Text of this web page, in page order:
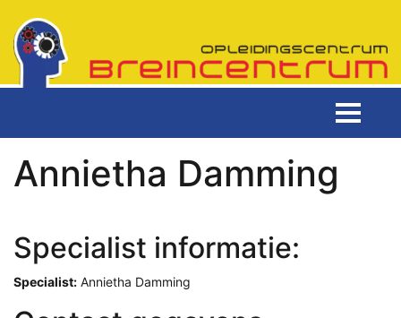
Annietha Damming
Specialist informatie:
Specialist: Annietha Damming